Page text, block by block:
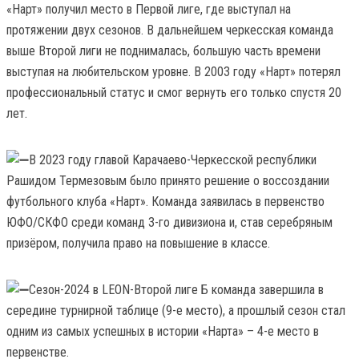
«Нарт» получил место в Первой лиге, где выступал на
протяжении двух сезонов. В дальнейшем черкесская команда
выше Второй лиги не поднималась, большую часть времени
выступая на любительском уровне. В 2003 году «Нарт» потерял
профессиональный статус и смог вернуть его только спустя 20
лет.
В 2023 году главой Карачаево-Черкесской республики
Рашидом Термезовым было принято решение о воссоздании
футбольного клуба «Нарт». Команда заявилась в первенство
ЮФО/СКФО среди команд 3-го дивизиона и, став серебряным
призёром, получила право на повышение в классе.
Сезон-2024 в LEON-Второй лиге Б команда завершила в
середине турнирной таблице (9-е место), а прошлый сезон стал
одним из самых успешных в истории «Нарта» – 4-е место в
первенстве.